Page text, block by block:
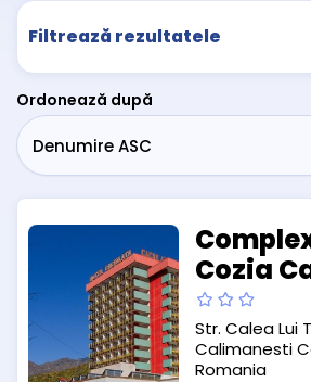
Filtrează rezultatele
Ordonează după
Cozia
Str. Calea Lui
Calimanesti
Romania